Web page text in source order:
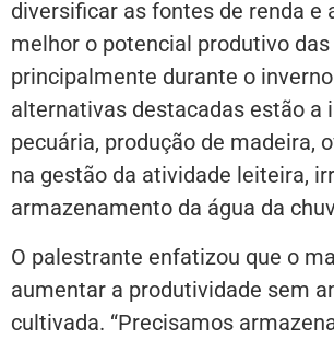
diversificar as fontes de renda e
melhor o potencial produtivo das
principalmente durante o
alternativas destacadas estão a
pecuária, produção de madeira,
na gestão da atividade leiteira,
armazenamento da água da
O palestrante enfatizou que o
aumentar a produtividade sem
cultivada. “Precisamos